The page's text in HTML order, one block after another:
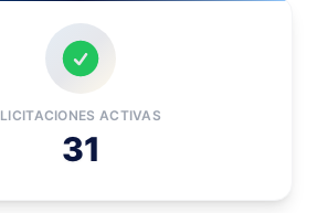
LICITACIONES ACTIVAS
31